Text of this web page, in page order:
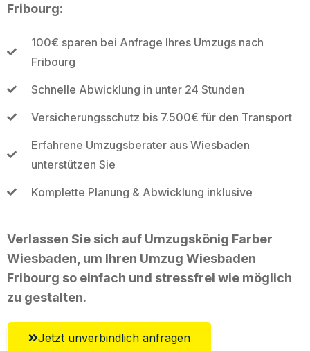
Fribourg:
100€ sparen bei Anfrage Ihres Umzugs nach
Fribourg
Schnelle Abwicklung in unter 24 Stunden
Versicherungsschutz bis 7.500€ für den Transport
Erfahrene Umzugsberater aus Wiesbaden
unterstützen Sie
Komplette Planung & Abwicklung inklusive
Verlassen Sie sich auf Umzugskönig Farber
Wiesbaden, um Ihren Umzug Wiesbaden
Fribourg so einfach und stressfrei wie möglich
zu gestalten.
Jetzt unverbindlich anfragen